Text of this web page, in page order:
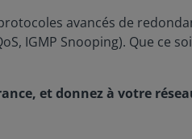
avancés de
IGMP Snooping). Que ce
et donnez à votre